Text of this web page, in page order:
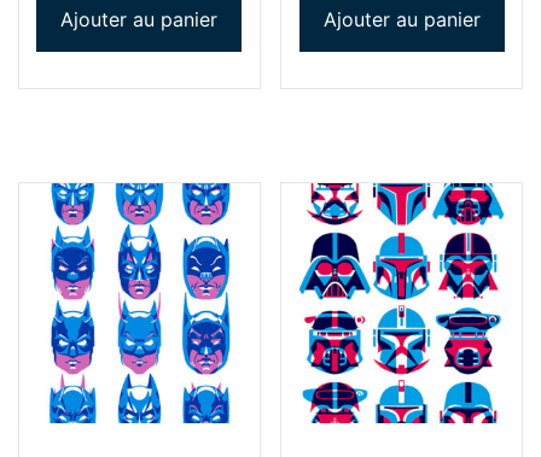
Ajouter au panier Ajouter au panier